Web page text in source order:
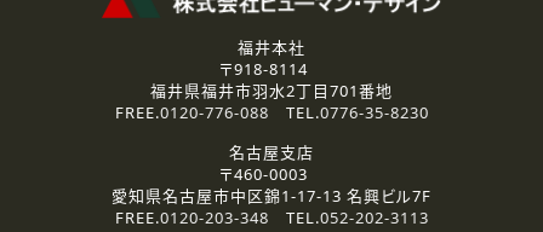
なお、ご連絡手段は、電話・Ｅメールのいずれかの方法とい
2.個人情報の第三者提供
ご提供いただいた個人情報は、法令等の規定に従う場合を除き、
3.個人情報の取り扱いの委託
弊社の定める個人情報保護の評価基準を満たした委託先に、個
人情報を委託する場合があります。
福井本社
〒918-8114
福井県福井市羽水2丁目701番地
FREE.0120-776-088 TEL.0776-35-8230
名古屋支店
〒460-0003
愛知県名古屋市中区錦1-17-13 名興ビル7F
FREE.0120-203-348 TEL.052-202-3113